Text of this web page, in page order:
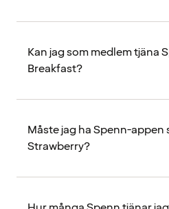
Kan jag som medlem tjäna
Breakfast?
Måste jag ha Spenn-appen
Strawberry?